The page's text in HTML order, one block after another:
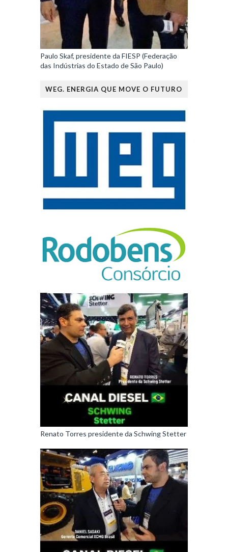
Paulo Skaf, presidente da FIESP (Federação
das Indústrias do Estado de São Paulo)
WEG. ENERGIA QUE MOVE O FUTURO
Renato Torres presidente da Schwing Stetter